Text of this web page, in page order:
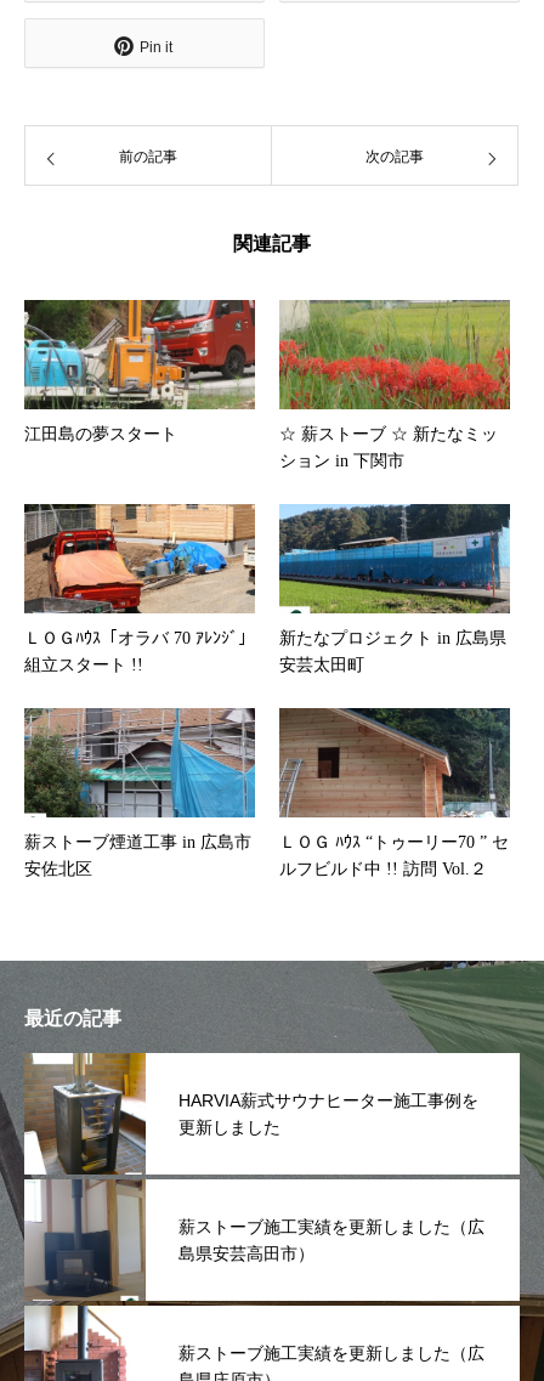
Pin it
前の記事 次の記事
関連記事
江田島の夢スタート
☆ 薪ストーブ ☆ 新たなミッ
ション in 下関市
ＬＯＧﾊｳｽ「オラバ 70 ｱﾚﾝｼﾞ」
組立スタート !!
新たなプロジェクト in 広島県
安芸太田町
薪ストーブ煙道工事 in 広島市
安佐北区
ＬＯＧ ﾊｳｽ “トゥーリー70 ” セ
ルフビルド中 !! 訪問 Vol.２
最近の記事
HARVIA薪式サウナヒーター施工事例を
更新しました
薪ストーブ施工実績を更新しました（広
島県安芸高田市）
薪ストーブ施工実績を更新しました（広